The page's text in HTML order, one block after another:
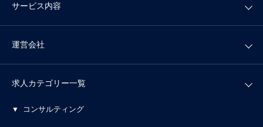
サービス内容
運営会社
求人カテゴリー一覧
コンサルティング